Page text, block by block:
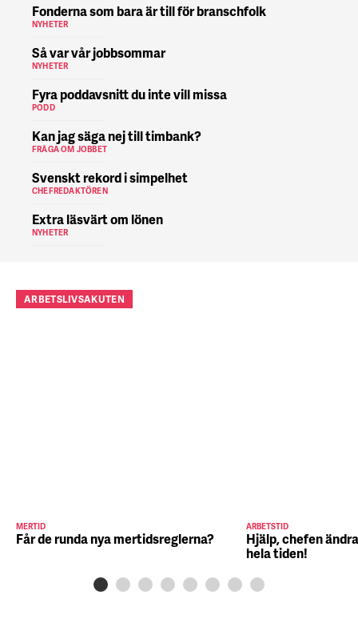
Fonderna som bara är till för branschfolk
NYHETER
Så var vår jobbsommar
NYHETER
Fyra poddavsnitt du inte vill missa
PODD
Kan jag säga nej till timbank?
FRÅGA OM JOBBET
Svenskt rekord i simpelhet
CHEFREDAKTÖREN
Extra läsvärt om lönen
NYHETER
ARBETSLIVSAKUTEN
MERTID
Får de runda nya mertidsreglerna?
ARBETSTID
Hjälp, chefen
hela tiden!